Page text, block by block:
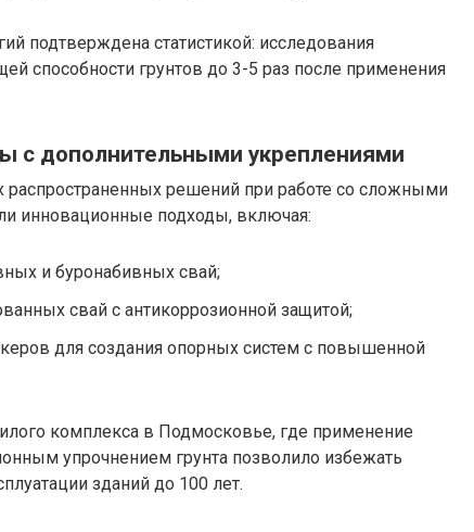
подтверждена статистикой: исследования
способности грунтов до 3-5 раз после применения
с дополнительными укреплениями
распространенных решений при работе со сложными
инновационные подходы, включая:
и буронабивных свай;
свай с антикоррозионной защитой;
для создания опорных систем с повышенной
комплекса в Подмосковье, где применение
упрочнением грунта позволило избежать
зданий до 100 лет.